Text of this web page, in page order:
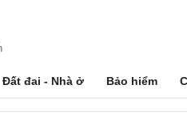
Đất đai - Nhà ở Bảo hiểm